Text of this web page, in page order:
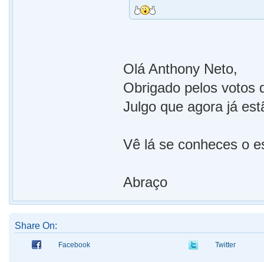
Olá Anthony Neto,
Obrigado pelos votos
Julgo que agora já
Vê lá se conheces o
Abraço
Share On:
Facebook Twitter